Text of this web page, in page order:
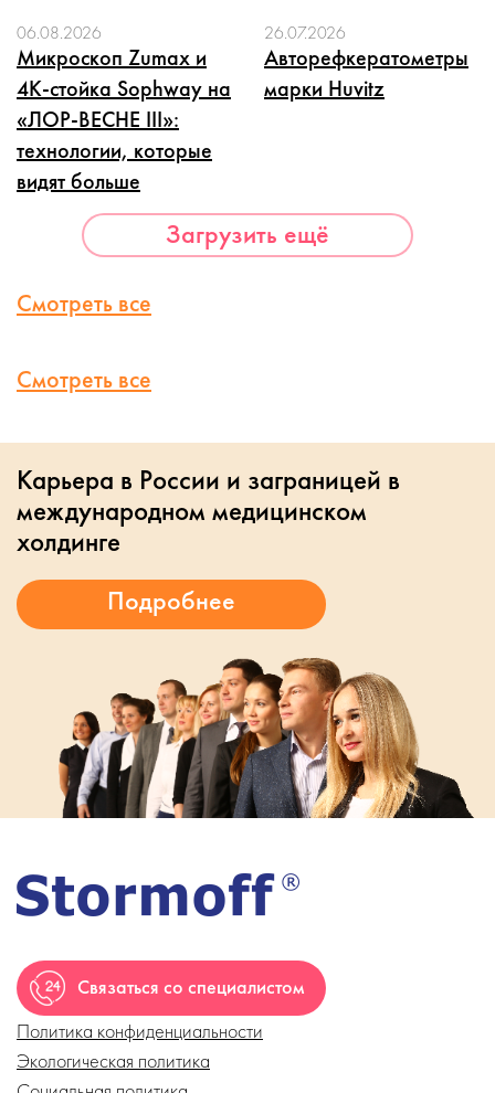
06.08.2026
Микроскоп Zumax и
4K-стойка Sophway на
«ЛОР-ВЕСНЕ III»:
технологии, которые
видят больше
26.07.2026
Авторефкератометры
марки Huvitz
Загрузить ещё
Смотреть все
Смотреть все
Карьера в России и заграницей в
международном медицинском
холдинге
Связаться со специалистом
Политика конфиденциальности
Экологическая политика